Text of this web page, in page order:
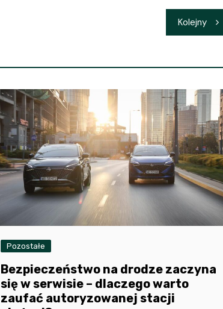
Kolejny
Pozostałe
Bezpieczeństwo na drodze zaczyna
się w serwisie – dlaczego warto
zaufać autoryzowanej stacji